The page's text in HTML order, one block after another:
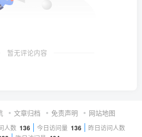
暂无评论内容
文章归档 免责声明 网站地图
人数 136 今日访问量 136 昨日访问人数